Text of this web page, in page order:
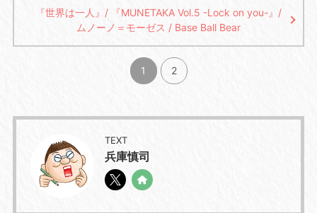
『世界は一人』/ 『MUNETAKA Vol.5 -Lock on you-』/
ムノーノ＝モーゼス / Base Ball Bear
1 2
TEXT
兵庫慎司